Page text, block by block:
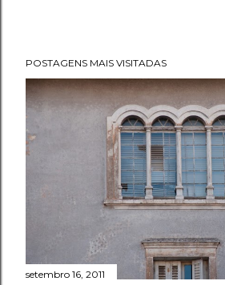
POSTAGENS MAIS VISITADAS
setembro 16, 2011